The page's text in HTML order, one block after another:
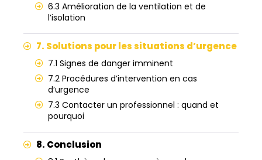
6.3 Amélioration de la ventilation et de
l’isolation
7. Solutions pour les situations d’urgence
7.1 Signes de danger imminent
7.2 Procédures d’intervention en cas
d’urgence
7.3 Contacter un professionnel : quand et
pourquoi
8. Conclusion